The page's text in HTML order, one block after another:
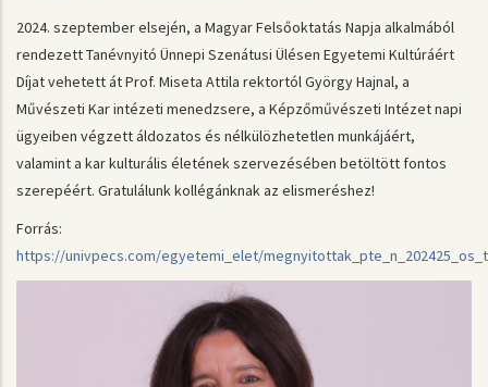
2024. szeptember elsején, a Magyar Felsőoktatás Napja alkalmából
rendezett Tanévnyitó Ünnepi Szenátusi Ülésen Egyetemi Kultúráért
Díjat vehetett át Prof. Miseta Attila rektortól György Hajnal, a
Művészeti Kar intézeti menedzsere, a Képzőművészeti Intézet napi
ügyeiben végzett áldozatos és nélkülözhetetlen munkájáért,
valamint a kar kulturális életének szervezésében betöltött fontos
szerepéért. Gratulálunk kollégánknak az elismeréshez!
Forrás:
https://univpecs.com/egyetemi_elet/